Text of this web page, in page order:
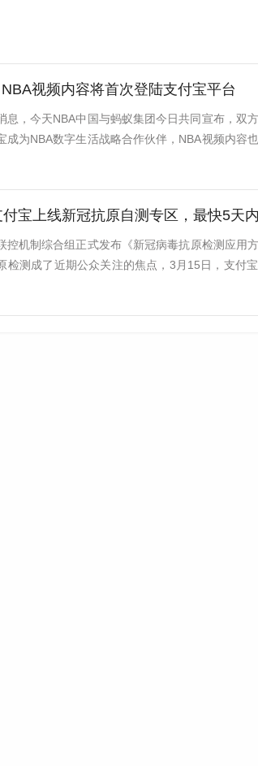
NBA视频内容将首次登陆支付宝平台
息，今天NBA中国与蚂蚁集团今日共同宣布，双
成为NBA数字生活战略合作伙伴，NBA视频内容
付宝上线新冠抗原自测专区，最快5天
控机制综合组正式发布《新冠病毒抗原检测应用
检测成了近期公众关注的焦点，3月15日，支付